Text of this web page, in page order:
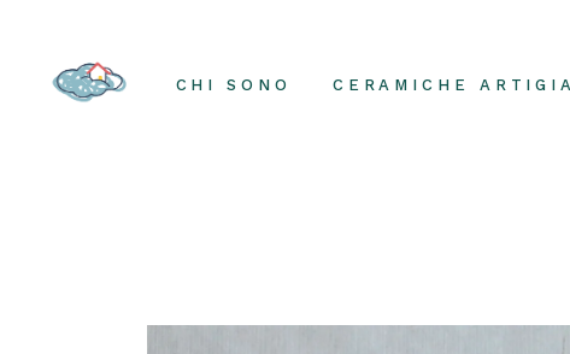
content
CHI SONO CERAMICHE